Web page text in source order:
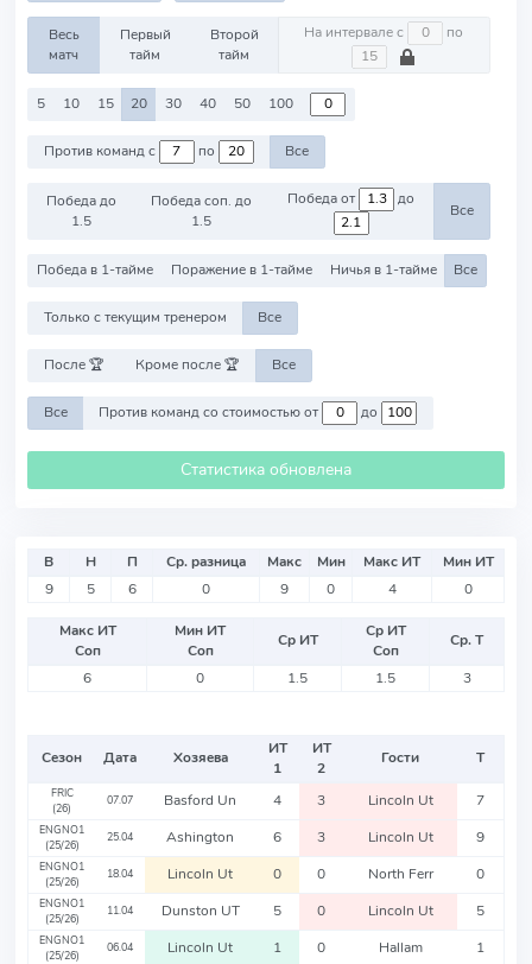
Весь
матч
Первый
тайм
Второй
тайм
На интервале с по
5 10 15 20 30 40 50 100
Против команд с по Все
Победа до
1.5
Победа соп. до
1.5
Победа от до
Все
Победа в 1-тайме Поражение в 1-тайме Ничья в 1-тайме Все
Только с текущим тренером Все
После 🏆 Кроме после 🏆 Все
Все Против команд со стоимостью от до
Статистика обновлена
В Н П Ср. разница Макс Мин Макс ИТ
Мин ИТ
9
5 6 0 9 0 4 0
Макс ИТ
Соп
Мин ИТ
Соп
Ср ИТ
Ср ИТ
Соп
Ср. Т
6
0 1.5 1.5 3
Сезон Дата Хозяева
ИТ
1
ИТ
2
Гости Т
FRIC
(26)
07.07 Basford Un 4 3 Lincoln Ut 7
ENGNO1
(25/26)
25.04 Ashington 6 3 Lincoln Ut 9
ENGNO1
(25/26)
18.04 Lincoln Ut 0 0 North Ferr 0
ENGNO1
(25/26)
11.04 Dunston UT 5 0 Lincoln Ut 5
ENGNO1
(25/26)
06.04 Lincoln Ut 1 0 Hallam 1